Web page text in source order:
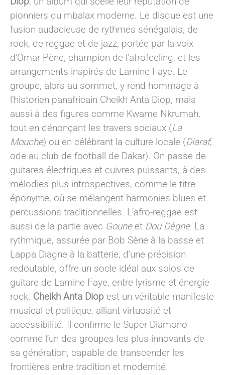
pionniers du mbalax moderne. Le disque est une
fusion audacieuse de rythmes sénégalais, de
rock, de reggae et de jazz, portée par la voix
d’Omar Pène, champion de l’afrofeeling, et les
arrangements inspirés de Lamine Faye. Le
groupe, alors au sommet, y rend hommage à
l’historien panafricain Cheikh Anta Diop, mais
aussi à des figures comme Kwame Nkrumah,
tout en dénonçant les travers sociaux (La
Mouche) ou en célébrant la culture locale (Diaraf,
ode au club de football de Dakar). On passe de
guitares électriques et cuivres puissants, à des
mélodies plus introspectives, comme le titre
éponyme, où se mélangent harmonies blues et
percussions traditionnelles. L’afro-reggae est
aussi de la partie avec Gouneet Dou Dègne. La
rythmique, assurée par Bob Sène à la basse et
Lappa Diagne à la batterie, d’une précision
redoutable, offre un socle idéal aux solos de
guitare de Lamine Faye, entre lyrisme et énergie
rock. Cheikh Anta Diop est un véritable manifeste
musical et politique, alliant virtuosité et
accessibilité. Il confirme le Super Diamono
comme l’un des groupes les plus innovants de
sa génération, capable de transcender les
frontières entre tradition et modernité.